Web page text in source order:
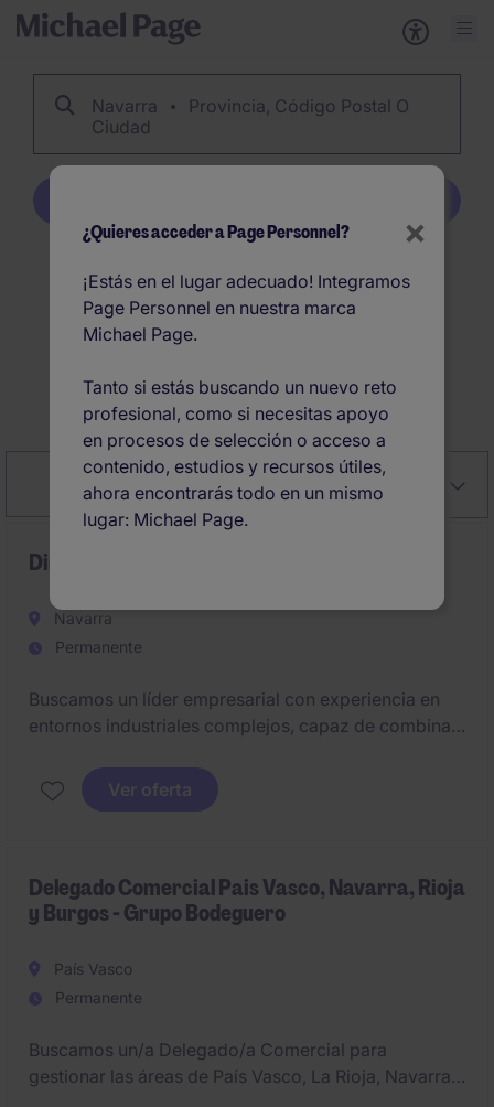
Navarra
Provincia, Código Postal O
Ciudad
37 Navarra ofertas de
empleo en España
Crear alerta
Relevancia
CloseFilter
Dirección General - Alimentación Navarra
Navarra
Permanente
Buscamos un líder empresarial con experiencia en
entornos industriales complejos, capaz de combinar
ejecución.Ver oferta
Delegado Comercial Pais Vasco, Navarra, Rioja
y Burgos - Grupo Bodeguero
País Vasco
Permanente
Buscamos un/a Delegado/a Comercial para
gestionar las áreas de País Vasco, La Rioja, Navarra y
×
¿Quieres acceder a Page Personnel?
¡Estás en el lugar adecuado! Integramos
Page Personnel en nuestra marca
Michael Page.
Tanto si estás buscando un nuevo reto
profesional, como si necesitas apoyo
en procesos de selección o acceso a
contenido, estudios y recursos útiles,
ahora encontrarás todo en un mismo
lugar: Michael Page.